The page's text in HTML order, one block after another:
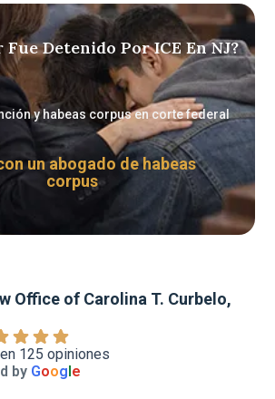
Detenido Por ICE En NJ?
y habeas corpus en corte federal
un abogado de habeas
corpus
Office of Carolina T. Curbelo,
125 opiniones
by Goog e